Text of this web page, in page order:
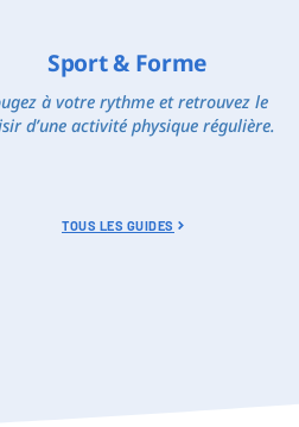
Sport & Forme
à votre rythme et retrouvez le
d’une activité physique régulière.
TOUS LES GUIDES